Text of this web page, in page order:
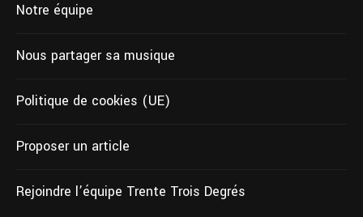
Notre équipe
Nous partager sa musique
Politique de cookies (UE)
Proposer un article
Rejoindre l’équipe Trente Trois Degrés